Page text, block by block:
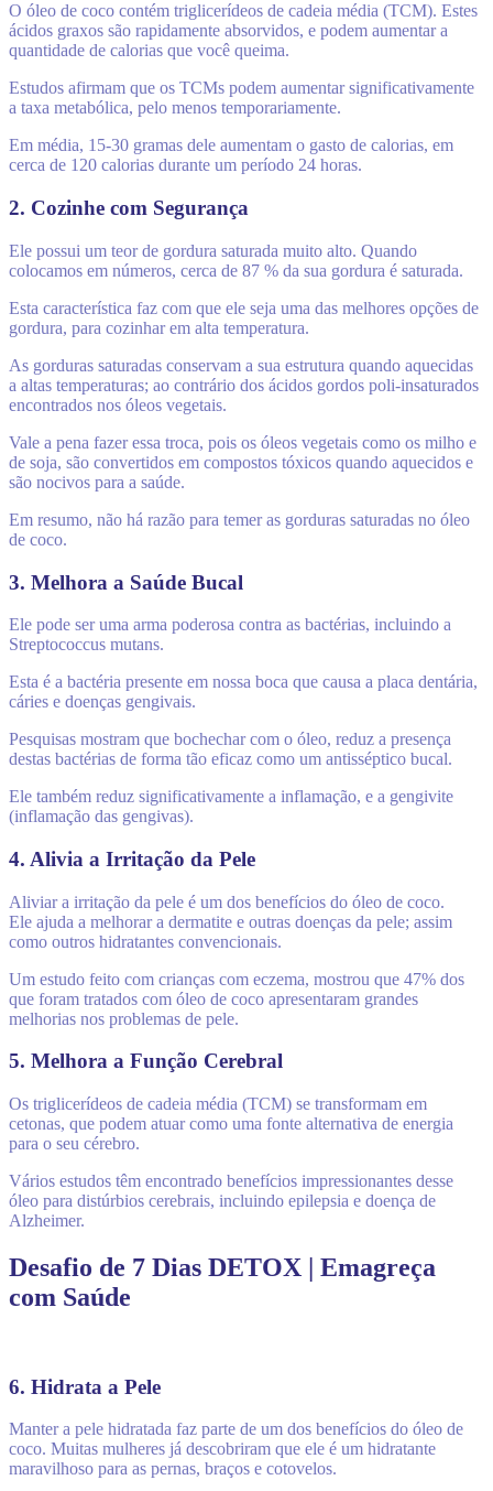
O óleo de coco contém triglicerídeos de cadeia média (TCM). Estes
ácidos graxos são rapidamente absorvidos, e podem aumentar a
quantidade de calorias que você queima.
Estudos afirmam que os TCMs podem aumentar significativamente
a taxa metabólica, pelo menos temporariamente.
Em média, 15-30 gramas dele aumentam o gasto de calorias, em
cerca de 120 calorias durante um período 24 horas.
2. Cozinhe com Segurança
Ele possui um teor de gordura saturada muito alto. Quando
colocamos em números, cerca de 87 % da sua gordura é saturada.
Esta característica faz com que ele seja uma das melhores opções de
gordura, para cozinhar em alta temperatura.
As gorduras saturadas conservam a sua estrutura quando aquecidas
a altas temperaturas; ao contrário dos ácidos gordos poli-insaturados
encontrados nos óleos vegetais.
Vale a pena fazer essa troca, pois os óleos vegetais como os milho e
de soja, são convertidos em compostos tóxicos quando aquecidos e
são nocivos para a saúde.
Em resumo, não há razão para temer as gorduras saturadas no óleo
de coco.
3. Melhora a Saúde Bucal
Ele pode ser uma arma poderosa contra as bactérias, incluindo a
Streptococcus mutans.
Esta é a bactéria presente em nossa boca que causa a placa dentária,
cáries e doenças gengivais.
Pesquisas mostram que bochechar com o óleo, reduz a presença
destas bactérias de forma tão eficaz como um antisséptico bucal.
Ele também reduz significativamente a inflamação, e a gengivite
(inflamação das gengivas).
4. Alivia a Irritação da Pele
Aliviar a irritação da pele é um dos benefícios do óleo de coco.
Ele ajuda a melhorar a dermatite e outras doenças da pele; assim
como outros hidratantes convencionais.
Um estudo feito com crianças com eczema, mostrou que 47% dos
que foram tratados com óleo de coco apresentaram grandes
melhorias nos problemas de pele.
5. Melhora a Função Cerebral
Os triglicerídeos de cadeia média (TCM) se transformam em
cetonas, que podem atuar como uma fonte alternativa de energia
para o seu cérebro.
Vários estudos têm encontrado benefícios impressionantes desse
óleo para distúrbios cerebrais, incluindo epilepsia e doença de
Alzheimer.
Desafio de 7 Dias DETOX | Emagreça
com Saúde
6. Hidrata a Pele
Manter a pele hidratada faz parte de um dos benefícios do óleo de
coco. Muitas mulheres já descobriram que ele é um hidratante
maravilhoso para as pernas, braços e cotovelos.